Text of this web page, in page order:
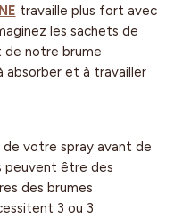
travaille plus fort avec
les sachets de
de notre brume
absorber et à travailler
votre spray avant de
peuvent être des
des brumes
3 ou 3